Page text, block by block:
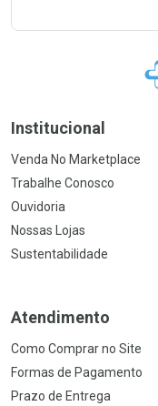
Ir
Institucional
Venda No Marketplace
Trabalhe Conosco
Ouvidoria
Nossas Lojas
Sustentabilidade
Atendimento
Como Comprar no Site
Formas de Pagamento
Prazo de Entrega